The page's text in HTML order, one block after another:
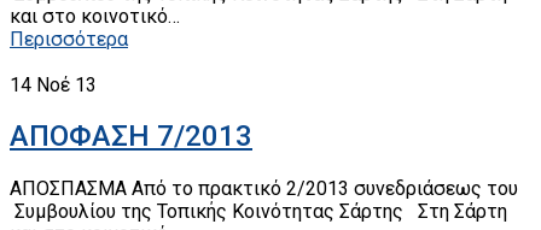
και στο κοινοτικό…
Περισσότερα
14 Νοέ 13
ΑΠΟΦΑΣΗ 7/2013
ΑΠΟΣΠΑΣΜΑ Από το πρακτικό 2/2013 συνεδριάσεως του
Συμβουλίου της Τοπικής Κοινότητας Σάρτης Στη Σάρτη